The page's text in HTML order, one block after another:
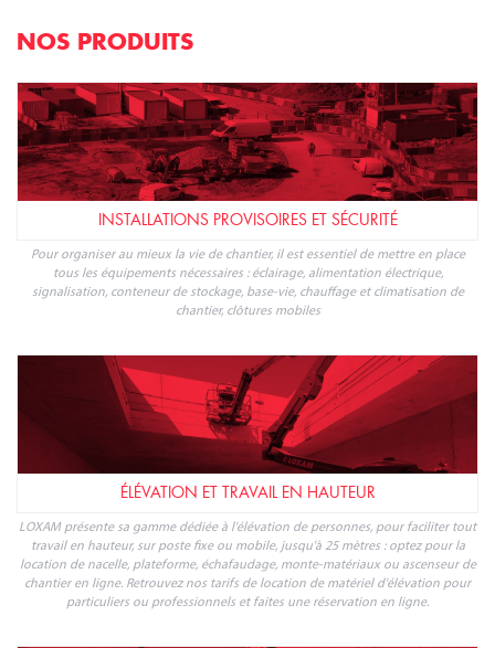
NOS PRODUITS
INSTALLATIONS PROVISOIRES ET SÉCURITÉ
Pour organiser au mieux la vie de chantier, il est essentiel de mettre en place
tous les équipements nécessaires : éclairage, alimentation électrique,
signalisation, conteneur de stockage, base-vie, chauffage et climatisation de
chantier, clôtures mobiles
ÉLÉVATION ET TRAVAIL EN HAUTEUR
LOXAM présente sa gamme dédiée à l'élévation de personnes, pour faciliter tout
travail en hauteur, sur poste fixe ou mobile, jusqu'à 25 mètres : optez pour la
location de nacelle, plateforme, échafaudage, monte-matériaux ou ascenseur de
chantier en ligne. Retrouvez nos tarifs de location de matériel d'élévation pour
particuliers ou professionnels et faites une réservation en ligne.